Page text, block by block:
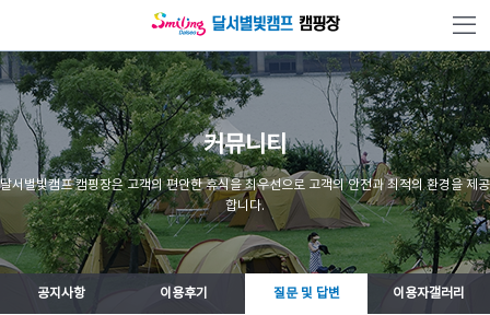
커뮤니티
달서별빛캠프 캠핑장은 고객의 편안한 휴식을 최우선으로 고객의 안전과 최적의 환경을 제공
합니다.
공지사항 이용후기 질문 및 답변 이용자갤러리